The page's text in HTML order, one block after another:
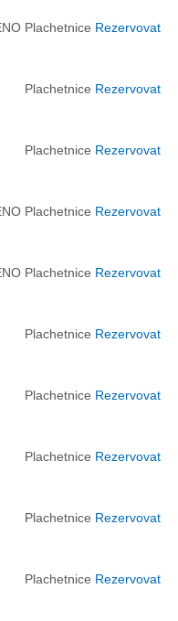
Plachetnice Rezervovat
Plachetnice Rezervovat
Plachetnice Rezervovat
Plachetnice Rezervovat
Plachetnice Rezervovat
Plachetnice Rezervovat
Plachetnice Rezervovat
Plachetnice Rezervovat
Plachetnice Rezervovat
Plachetnice Rezervovat